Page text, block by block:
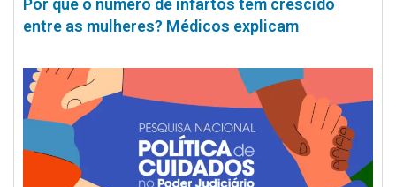
Por que o número de infartos tem crescido
entre as mulheres? Médicos explicam